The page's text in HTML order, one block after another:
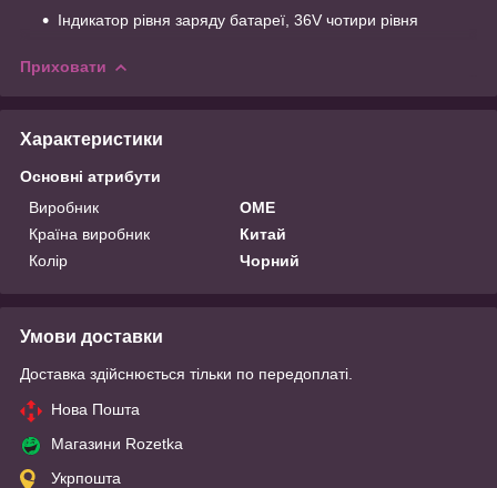
Індикатор рівня заряду батареї, 36V чотири рівня
Приховати
Характеристики
Основні атрибути
Виробник
OME
Країна виробник
Китай
Колір
Чорний
Умови доставки
Доставка здійснюється тільки по передоплаті.
Нова Пошта
Магазини Rozetka
Укрпошта